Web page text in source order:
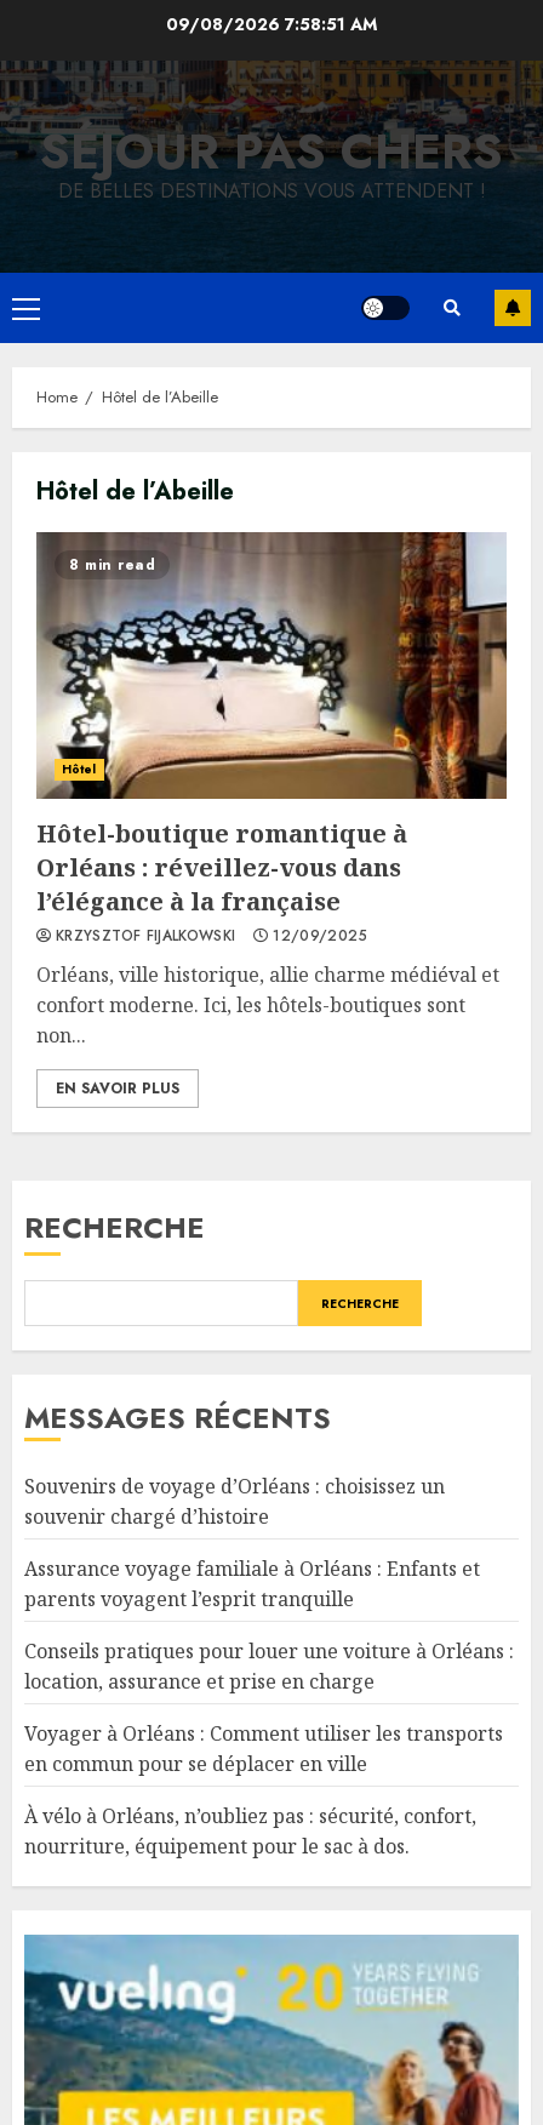
content
09/08/2026 7:58:52 AM
SÉJOUR PAS CHERS
DE BELLES DESTINATIONS VOUS ATTENDENT !
Primary
Menu
Home Hôtel de l’Abeille
Hôtel de l’Abeille
8 min read
Hôtel
Hôtel-boutique romantique à
Orléans : réveillez-vous dans
l’élégance à la française
KRZYSZTOF FIJALKOWSKI 12/09/2025
Orléans, ville historique, allie charme médiéval et
confort moderne. Ici, les hôtels-boutiques sont
non...
EN SAVOIR PLUS
RECHERCHE
RECHERCHE
MESSAGES RÉCENTS
Souvenirs de voyage d’Orléans : choisissez un
souvenir chargé d’histoire
Assurance voyage familiale à Orléans : Enfants et
parents voyagent l’esprit tranquille
Conseils pratiques pour louer une voiture à Orléans :
location, assurance et prise en charge
Voyager à Orléans : Comment utiliser les transports
en commun pour se déplacer en ville
À vélo à Orléans, n’oubliez pas : sécurité, confort,
nourriture, équipement pour le sac à dos.